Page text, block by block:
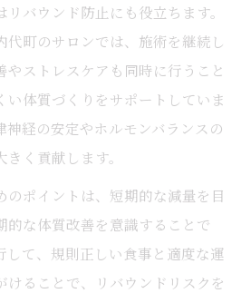
バウンド防止にも役立ちます。
代町のサロンでは、施術を継続し
やストレスケアも同時に行うこと
い体質づくりをサポートしていま
神経の安定やホルモンバランスの
く貢献します。
のポイントは、短期的な減量を目
的な体質改善を意識することで
して、規則正しい食事と適度な運
けることで、リバウンドリスクを